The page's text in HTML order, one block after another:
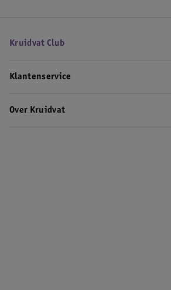
Kruidvat Club
Klantenservice
Over Kruidvat